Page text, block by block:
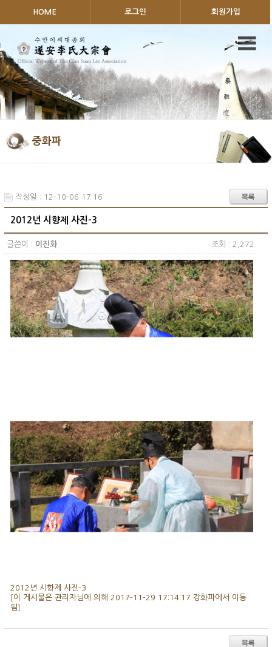
HOME 로그인 회원가입
중화파
작성일 : 12-10-06 17:16
2012년 시향제 사진-3
글쓴이 : 이진화 조회 : 2,272
2012년 시향제 사진-3
[이 게시물은 관리자님에 의해 2017-11-29 17:14:17 강화파에서 이동
됨]